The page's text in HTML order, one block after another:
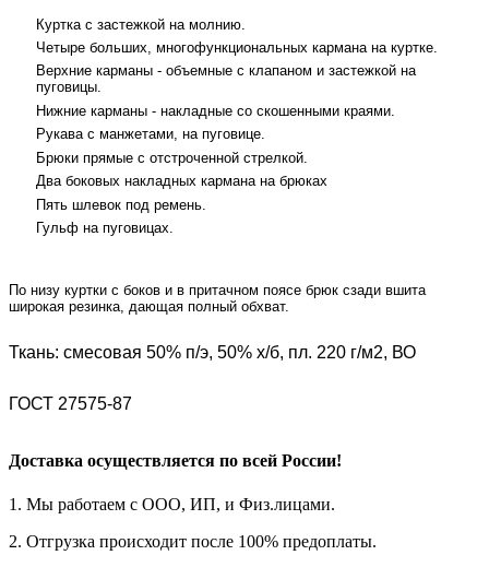
Куртка с застежкой на молнию.
Четыре больших, многофункциональных кармана на куртке.
Верхние карманы - объемные с клапаном и застежкой на
пуговицы.
Нижние карманы - накладные со скошенными краями.
Рукава с манжетами, на пуговице.
Брюки прямые с отстроченной стрелкой.
Два боковых накладных кармана на брюках
Пять шлевок под ремень.
Гульф на пуговицах.
По низу куртки с боков и в притачном поясе брюк сзади вшита
широкая резинка, дающая полный обхват.
Ткань: смесовая 50% п/э, 50% х/б, пл. 220 г/м2, ВО
ГОСТ 27575-87
Доставка осуществляется по всей России!
1. Мы работаем с ООО, ИП, и Физ.лицами.
2. Отгрузка происходит после 100% предоплаты.